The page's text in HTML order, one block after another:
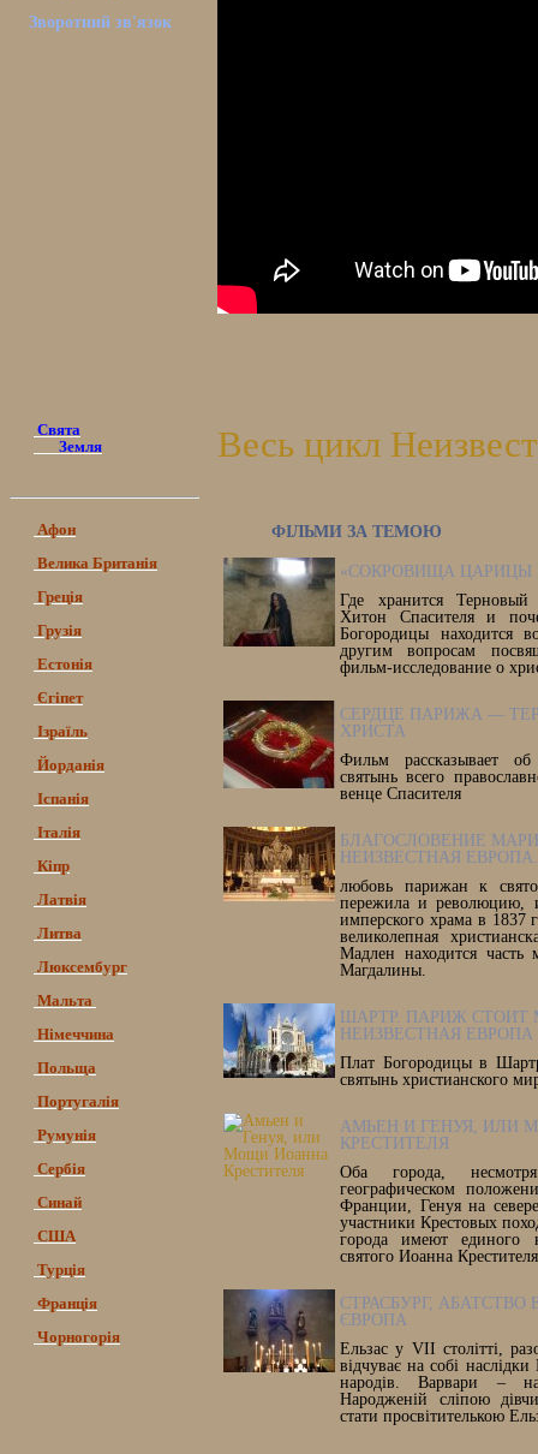
Зворотний зв'язок
Свята
Земля
Афон
Велика Британія
Греція
Грузія
Естонія
Єгіпет
Ізраїль
Йорданія
Іспанія
Італія
Кіпр
Латвія
Литва
Люксембург
Мальта
Німеччина
Польща
Португалія
Румунія
Сербія
Синай
США
Турція
Франція
Чорногорія
Весь цикл
ФІЛЬМИ ЗА ТЕМОЮ
«СОКРОВИЩА ЦАРИЦЫ
Где хранится
Хитон Спасителя и
Богородицы находится
другим вопросам
фильм-исследование о
СЕРДЦЕ ПАРИЖА —
ХРИСТА
Фильм рассказывает
святынь всего
венце Спасителя
БЛАГОСЛОВЕНИЕ
НЕИЗВЕСТНАЯ ЕВРОПА.
любовь парижан к
пережила и революцию,
имперского храма в 1837
великолепная
Мадлен находится
Магдалины.
ШАРТР. ПАРИЖ СТОИТ
НЕИЗВЕСТНАЯ ЕВРОПА
Плат Богородицы в
святынь христианского
АМЬЕН И ГЕНУЯ, ИЛИ
КРЕСТИТЕЛЯ
Оба города,
географическом
Франции, Генуя на
участники Крестовых
города имеют единого
святого Иоанна
СТРАСБУРГ,
ЄВРОПА
Ельзас у VII столітті,
відчуває на собі
народів. Варвари –
Народженій сліпою
стати просвітителькою